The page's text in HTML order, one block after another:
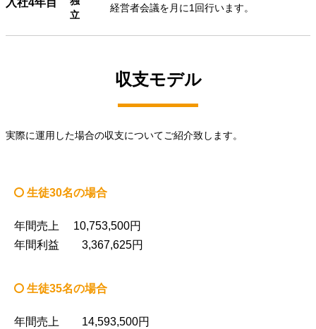
立
経営者会議を月に1回行います。
収支モデル
実際に運用した場合の収支についてご紹介致します。
生徒30名の場合
年間売上 10,753,500円
年間利益 3,367,625円
生徒35名の場合
年間売上 14,593,500円